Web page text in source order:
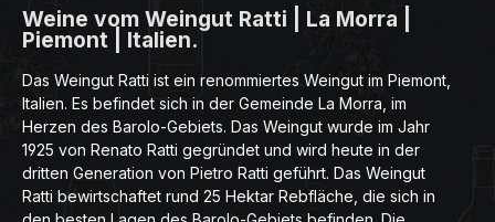
Weine vom Weingut Ratti | La Morra |
Piemont | Italien.
Das Weingut Ratti ist ein renommiertes Weingut im Piemont,
Italien. Es befindet sich in der Gemeinde La Morra, im
Herzen des Barolo-Gebiets. Das Weingut wurde im Jahr
1925 von Renato Ratti gegründet und wird heute in der
dritten Generation von Pietro Ratti geführt. Das Weingut
Ratti bewirtschaftet rund 25 Hektar Rebfläche, die sich in